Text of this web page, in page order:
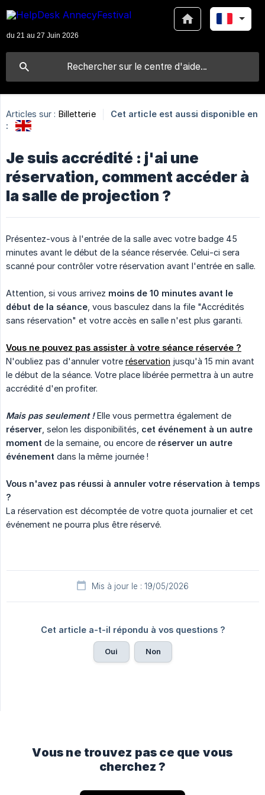
Articles sur : Billetterie
Cet article est aussi disponible en
:
Je suis accrédité : j'ai une
réservation, comment accéder à
la salle de projection ?
Présentez-vous à l'entrée de la salle avec votre badge 45
minutes avant le début de la séance réservée. Celui-ci sera
scanné pour contrôler votre réservation avant l'entrée en salle.
Attention, si vous arrivez moins de 10 minutes avant le
début de la séance , vous basculez dans la file "Accrédités
sans réservation" et votre accès en salle n'est plus garanti.
Vous ne pouvez pas assister à votre séance réservée ?
N'oubliez pas d'annuler votre réservation jusqu'à 15 min avant
le début de la séance. Votre place libérée permettra à un autre
accrédité d'en profiter.
Mais pas seulement !Elle vous permettra également de
réserver , selon les disponibilités, cet événement à un autre
moment de la semaine, ou encore de réserver un autre
événement dans la même journée !
Vous n'avez pas réussi à annuler votre réservation à temps
?
La réservation est décomptée de votre quota journalier et cet
événement ne pourra plus être réservé.
Mis à jour le : 19/05/2026
Cet article a-t-il répondu à vos questions ?
Oui Non
Vous ne trouvez pas ce que vous
cherchez ?